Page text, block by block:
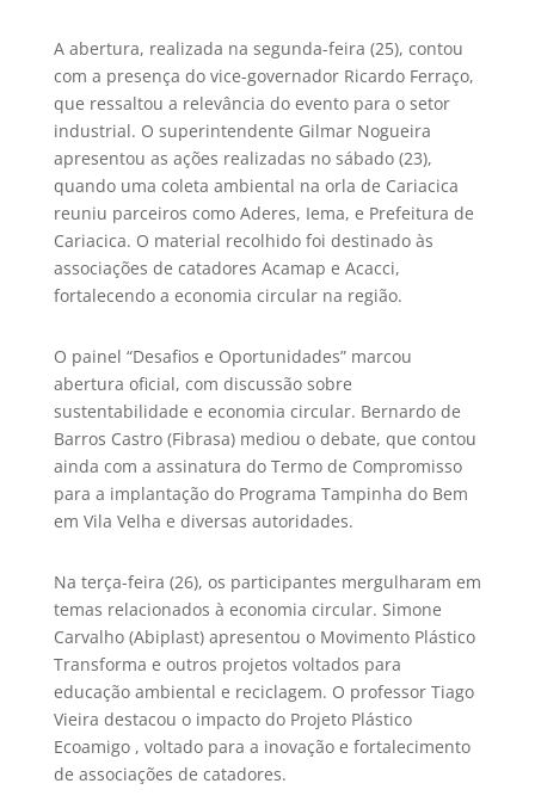
A abertura, realizada na segunda-feira (25), contou
com a presença do vice-governador Ricardo Ferraço,
que ressaltou a relevância do evento para o setor
industrial. O superintendente Gilmar Nogueira
apresentou as ações realizadas no sábado (23),
quando uma coleta ambiental na orla de Cariacica
reuniu parceiros como Aderes, Iema, e Prefeitura de
Cariacica. O material recolhido foi destinado às
associações de catadores Acamap e Acacci,
fortalecendo a economia circular na região.
O painel “Desafios e Oportunidades” marcou
abertura oficial, com discussão sobre
sustentabilidade e economia circular. Bernardo de
Barros Castro (Fibrasa) mediou o debate, que contou
ainda com a assinatura do Termo de Compromisso
para a implantação do Programa Tampinha do Bem
em Vila Velha e diversas autoridades.
Na terça-feira (26), os participantes mergulharam em
temas relacionados à economia circular. Simone
Carvalho (Abiplast) apresentou o Movimento Plástico
Transforma e outros projetos voltados para
educação ambiental e reciclagem. O professor Tiago
Vieira destacou o impacto do Projeto Plástico
Ecoamigo , voltado para a inovação e fortalecimento
de associações de catadores.